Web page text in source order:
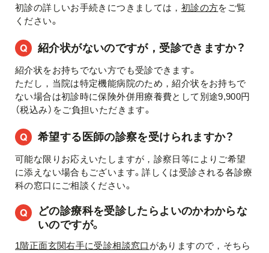
初診の詳しいお手続きにつきましては， 初診の方をご覧
ください。
紹介状がないのですが，受診できますか？
紹介状をお持ちでない方でも受診できます。
ただし，当院は特定機能病院のため，紹介状をお持ちで
ない場合は初診時に保険外併用療養費として別途9,900円
（税込み）をご負担いただきます。
希望する医師の診察を受けられますか？
可能な限りお応えいたしますが，診察日等によりご希望
に添えない場合もございます。詳しくは受診される各診療
科の窓口にご相談ください。
どの診療科を受診したらよいのかわからな
いのですが。
1階正面玄関右手に受診相談窓口 がありますので，そちら